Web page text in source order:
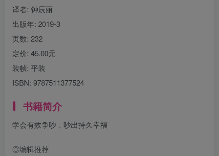
译者: 钟辰丽
出版年: 2019-3
页数: 232
定价: 45.00元
装帧: 平装
ISBN: 9787511377524
书籍简介
学会有效争吵，吵出持久幸福
◎编辑推荐